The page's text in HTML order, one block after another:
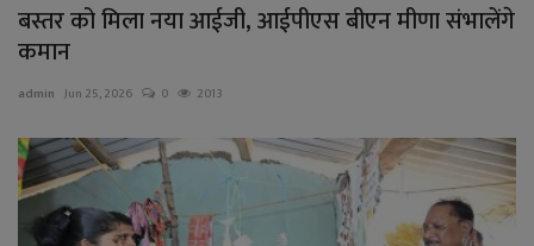
बस्तर को मिला नया आईजी, आईपीएस बीएन मीणा संभालेंगे
कमान
admin Jun 25, 2026 0 2013